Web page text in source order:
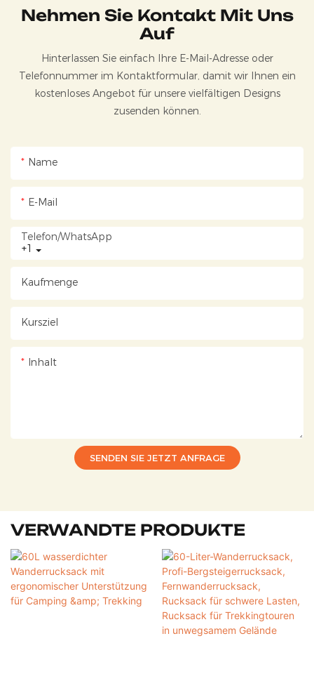
Nehmen Sie Kontakt Mit Uns
Auf
Hinterlassen Sie einfach Ihre E-Mail-Adresse oder
Telefonnummer im Kontaktformular, damit wir Ihnen ein
kostenloses Angebot für unsere vielfältigen Designs
zusenden können.
Name
E-Mail
+1
Telefon/WhatsApp
Kaufmenge
Kursziel
Inhalt
SENDEN SIE JETZT ANFRAGE
VERWANDTE PRODUKTE